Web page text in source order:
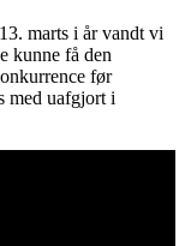
marts i år vandt vi
kunne få den
før
med uafgjort i